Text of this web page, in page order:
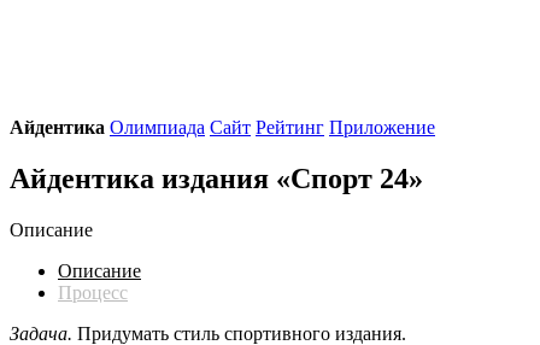
Айдентика Олимпиада Сайт Рейтинг Приложение
Айдентика издания «Спорт 24»
Описание
Описание
Процесс
Задача. Придумать стиль спортивного издания.